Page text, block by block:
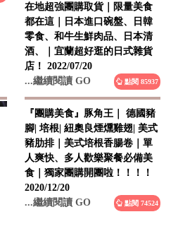
在地超強團購取貨｜限量美食
都在這｜日本進口碗盤、日韓
零食、和牛生鮮肉品、日本清
酒、｜宜蘭超好逛的日式雜貨
店！ 2022/07/20
...繼續閱讀 GO
點閱 85937
『團購美食』豚角王｜ 德國豬
腳| 培根| 紐奧良煙燻雞翅| 美式
豬肋排｜美式培根香腸卷｜單